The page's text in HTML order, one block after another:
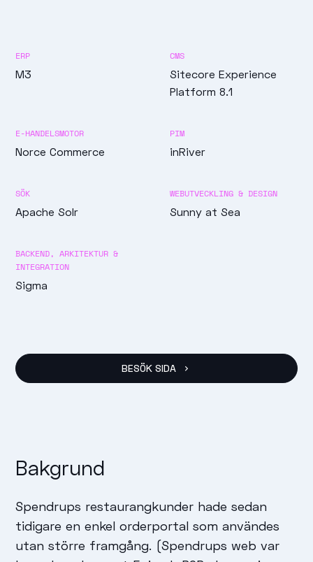
ERP
M3
CMS
Sitecore Experience
Platform 8.1
E-HANDELSMOTOR
Norce Commerce
PIM
inRiver
SÖK
Apache Solr
WEBUTVECKLING & DESIGN
Sunny at Sea
BACKEND, ARKITEKTUR &
INTEGRATION
Sigma
BESÖK SIDA
Bakgrund
Spendrups restaurangkunder hade sedan
tidigare en enkel orderportal som användes
utan större framgång. (Spendrups web var